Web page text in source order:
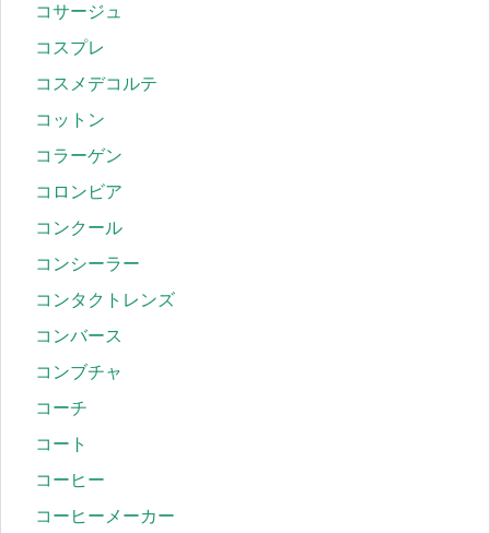
コサージュ
コスプレ
コスメデコルテ
コットン
コラーゲン
コロンビア
コンクール
コンシーラー
コンタクトレンズ
コンバース
コンブチャ
コーチ
コート
コーヒー
コーヒーメーカー